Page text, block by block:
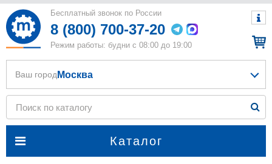
Бесплатный звонок по России
8 (800) 700-37-20
Режим работы: будни с 08:00 до 19:00
Каталог
Ваш город Москва